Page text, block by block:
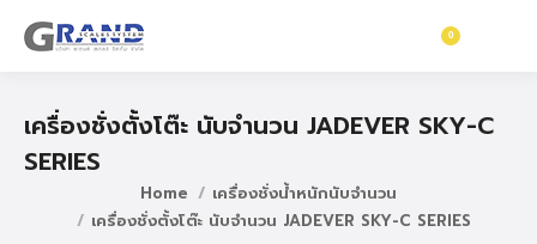
0
เครื่องชั่งตั้งโต๊ะ นับจำนวน JADEVER SKY-C
SERIES
Home
เครื่องชั่งน้ำหนักนับจำนวน
เครื่องชั่งตั้งโต๊ะ นับจำนวน JADEVER SKY-C SERIES